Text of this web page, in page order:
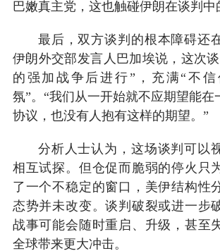
巴嫩真主党，这也触碰伊朗在谈判中
最后，双方谈判的根本障碍还
伊朗外交部发言人巴加埃说，这次
的强加战争后进行”，充满“不
氛”。“我们从一开始就不应期望能在
协议，也没有人抱有这样的期望。”
分析人士认为，这场谈判可以
相互试探。但仓促而脆弱的停火只
了一个不稳定的窗口，美伊结构性
态势并未改变。谈判破裂或进一步
战事可能会随时重启、升级，甚至
全球带来更大冲击。